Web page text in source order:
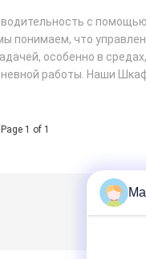
с
понимаем, что
особенно в
работы. Наши
Page 1 of 1